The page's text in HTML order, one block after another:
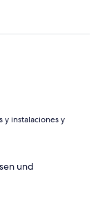
y instalaciones y
und